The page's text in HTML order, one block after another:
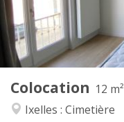
Colocation 12 m²
Ixelles : Cimetière